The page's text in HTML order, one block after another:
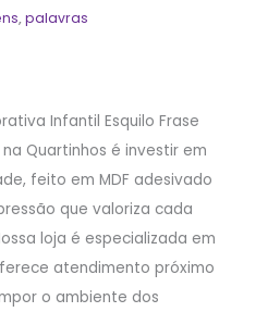
,palavras
Infantil Esquilo Frase
Quartinhos é investir em
feito em MDF adesivado
que valoriza cada
loja é especializada em
atendimento próximo
o ambiente dos